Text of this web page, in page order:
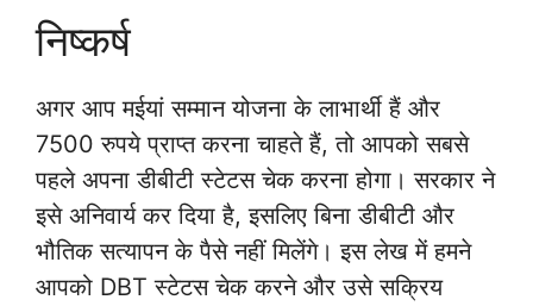
निष्कर्ष
अगर आप मईयां सम्मान योजना के लाभार्थी हैं और
7500 रुपये प्राप्त करना चाहते हैं, तो आपको सबसे
पहले अपना डीबीटी स्टेटस चेक करना होगा। सरकार ने
इसे अनिवार्य कर दिया है, इसलिए बिना डीबीटी और
भौतिक सत्यापन के पैसे नहीं मिलेंगे। इस लेख में हमने
आपको DBT स्टेटस चेक करने और उसे सक्रिय